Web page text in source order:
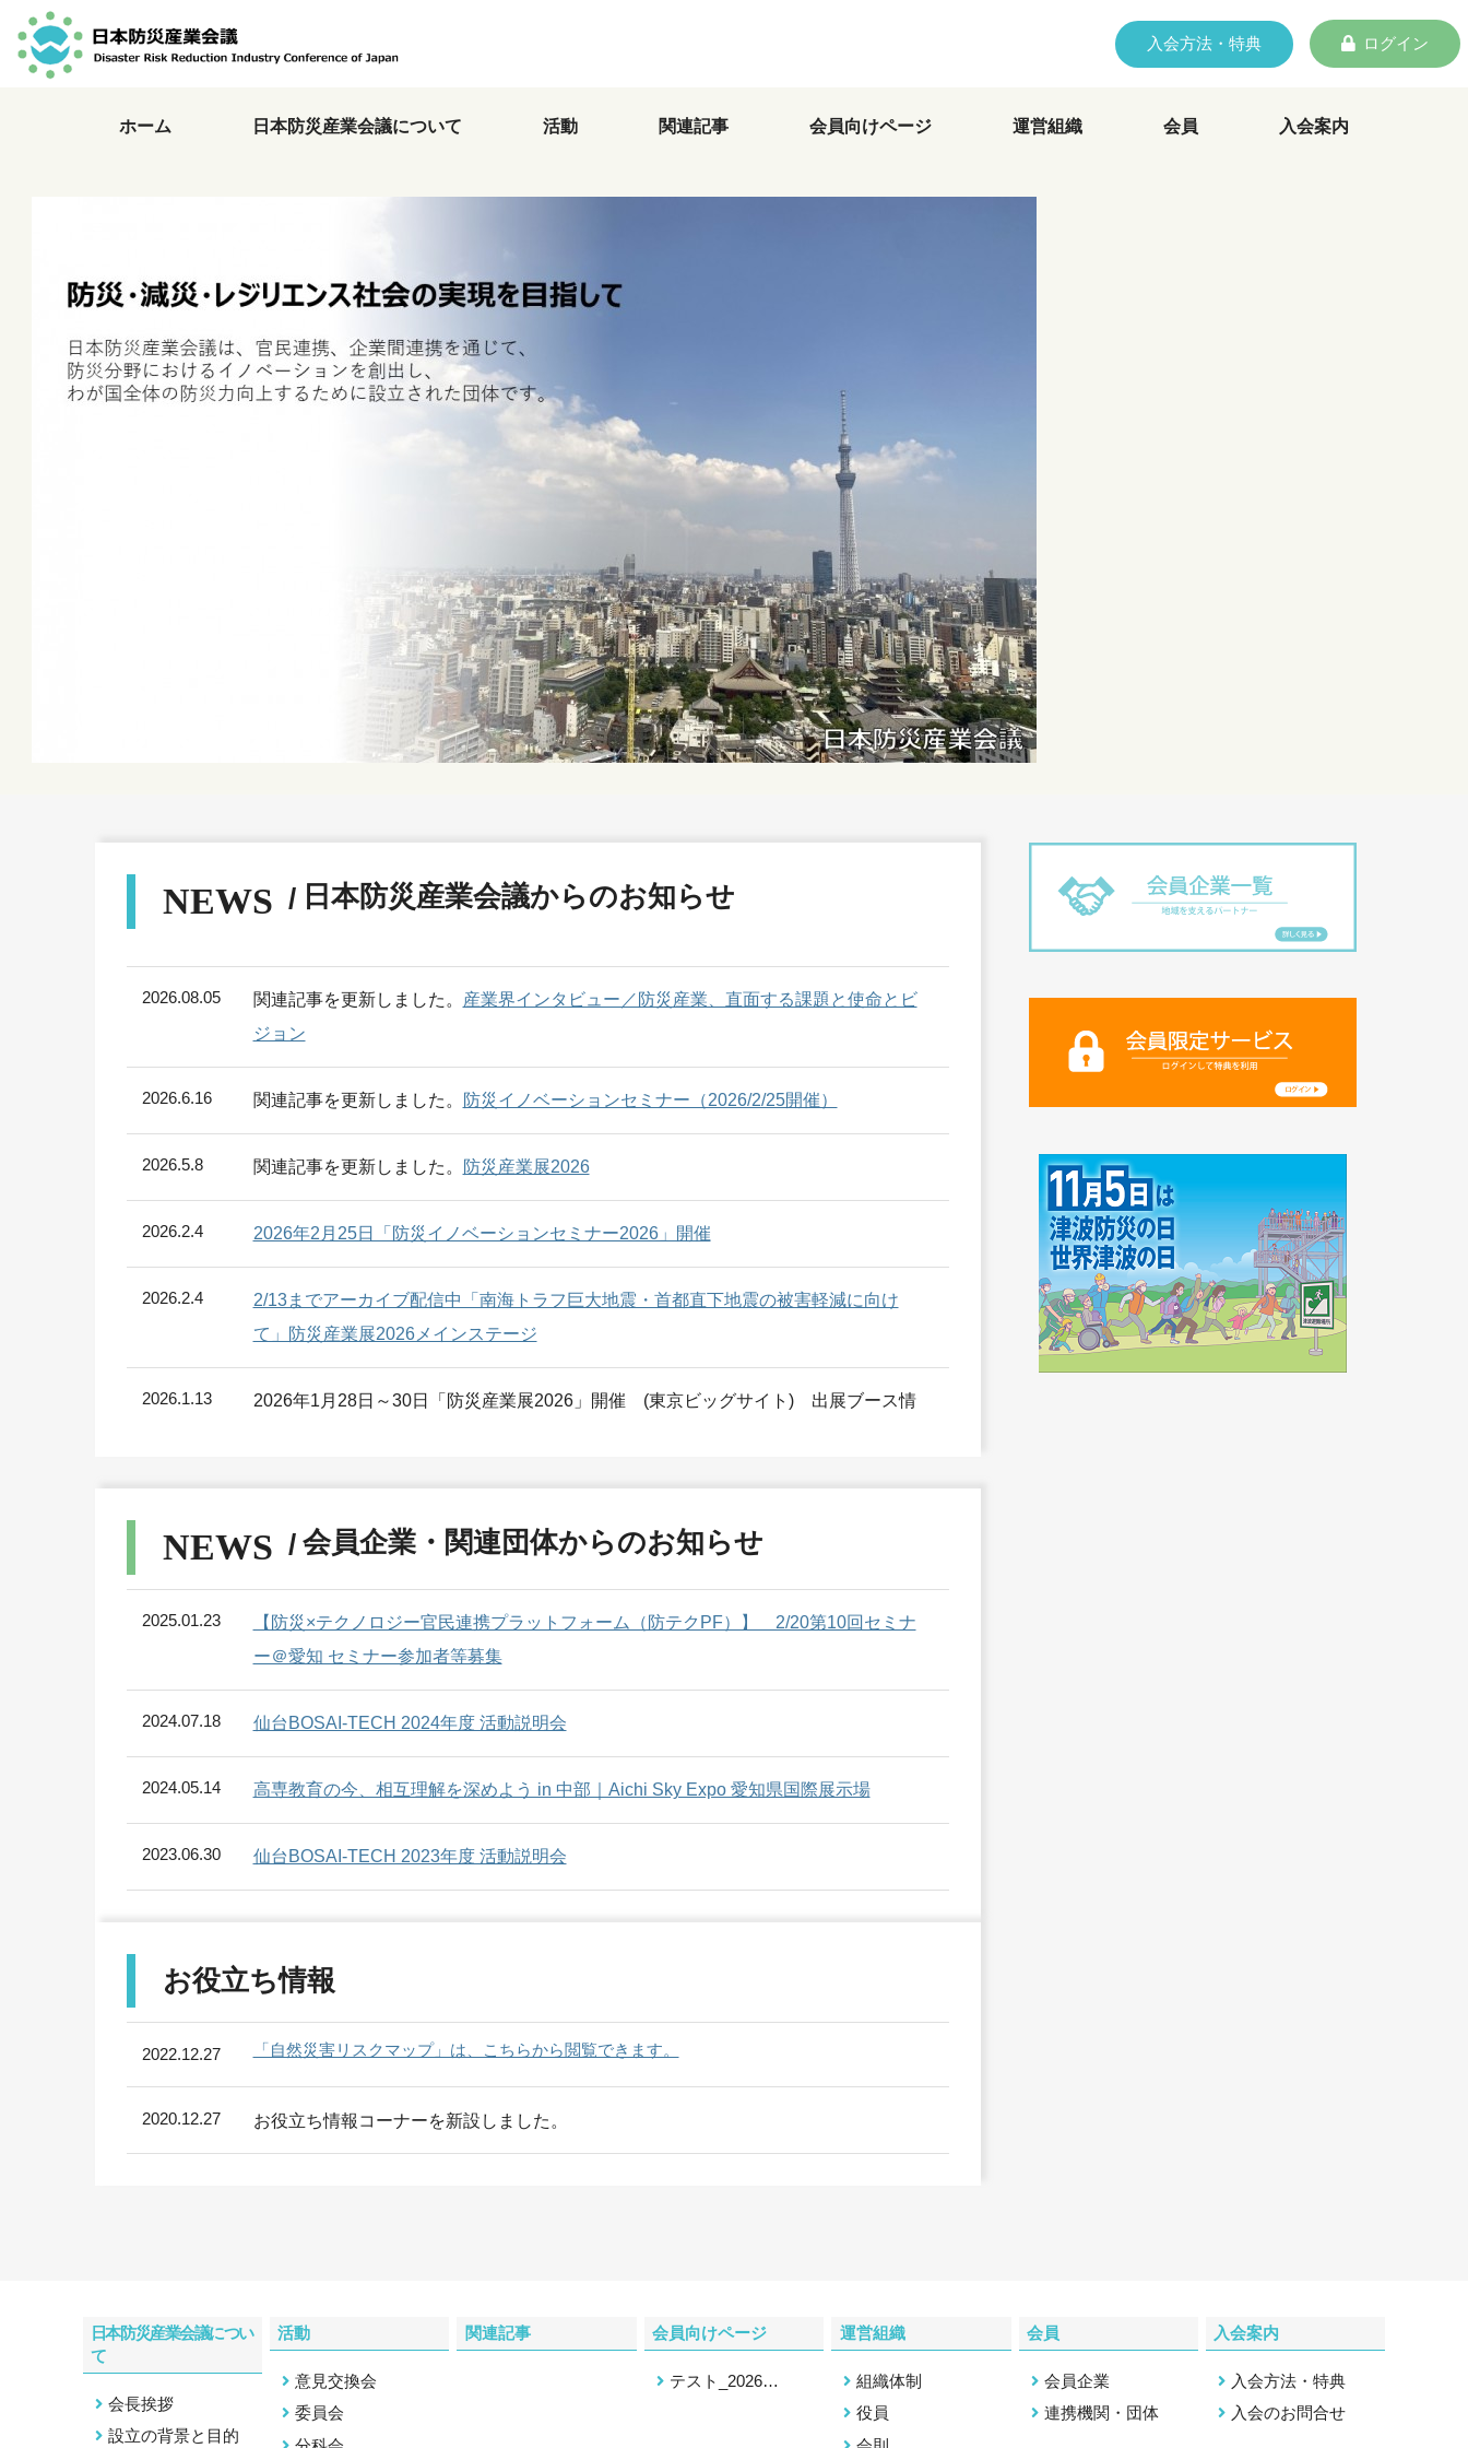
入会方法・特典 ログイン
ホーム 日本防災産業会議について 活動 関連記事 会員向けページ 運営組織 会員 入会案内
NEWS 日本防災産業会議からのお知らせ
2026.08.05 関連記事を更新しました。 産業界インタビュー／防災産業、直面する課題と使命とビ
ジョン
2026.6.16 関連記事を更新しました。 防災イノベーションセミナー（2026/2/25開催）
2026.5.8 関連記事を更新しました。 防災産業展2026
2026.2.4 2026年2月25日「防災イノベーションセミナー2026」開催
2026.2.4
2/13までアーカイブ配信中「南海トラフ巨大地震・首都直下地震の被害軽減に向け
て」防災産業展2026メインステージ
2026.1.13
2026年1月28日～30日「防災産業展2026」開催 (東京ビッグサイト) 出展ブース情
直下地震の被害軽減に向けて」開催終了
7月3日「防災イノベーションセミナー」
関連記事を更新しました。「防災産業展2025」
関連記事を更新しました。「防災イノベーションセミナー（2024/12/25開催）」
＜防災産業展2025・セミナー情報②＞ 1/29（水）日本防災産業会議会員企業による
2025.1.15
＜防災産業展2025・セミナー情報①＞ 1/31（金）「能登半島地震を契機とした自治
2024.4.24 関連記事を更新しました。
日本防災産業会議 防災イノベーションシンポジウム「能
登半島を踏まえ、防災を考える」
NEWS 会員企業・関連団体からのお知らせ
2025.01.23
【防災×テクノロジー官民連携プラットフォーム（防テクPF）】 2/20第10回セミナ
ー＠愛知 セミナー参加者等募集
2024.07.18 仙台BOSAI-TECH 2024年度 活動説明会
2024.05.14 高専教育の今、相互理解を深めよう in 中部｜Aichi Sky Expo 愛知県国際展示場
2023.06.30 仙台BOSAI-TECH 2023年度 活動説明会
お役⽴ち情報
2022.12.27 「自然災害リスクマップ」は、こちらから閲覧できます。
2020.12.27 お役立ち情報コーナーを新設しました。
日本防災産業会議につい
て
会長挨拶
設立の背景と目的
活動
意見交換会
委員会
関連記事 会員向けページ
テスト_2026…
運営組織
組織体制
役員
会員
会員企業
連携機関・団体
入会案内
入会方法・特典
入会のお問合せ